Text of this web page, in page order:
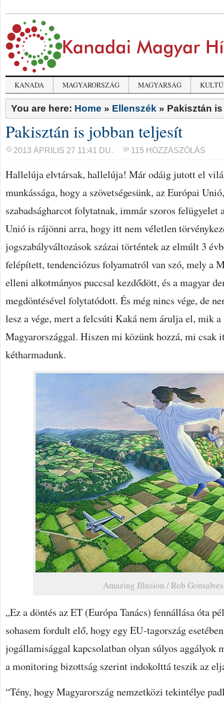
KANADA MAGYARORSZÁG MAGYARSÁG
You are here: Home » Ellenszék » Pakisztán
Pakisztán is jobban teljesít
2013 ÁPRILIS 27 11:41 DU. 115 HOZZÁSZÓLÁS
Hallelúja elvtársak, hallelúja! Már odáig jutott el
munkássága, hogy a szövetségesünk, az Európai
szabadságharcot folytatnak, immár szoros felügyelet
Unió is rájönni arra, hogy itt nem véletlen
jogszabályváltozások százai történtek az elmúlt 3
felépített, tendenciózus folyamatról van szó, mely a
elleni alkotmányos puccsal kezdődött, és a magyar
megdöntésével folytatódott. És még nincs vége, de
lesz a vége, mert a felcsúti Kaká nem árulja el, mik a
Magyarországgal. Hiszen mi közünk hozzá, mi csak
kétharmadunk.
Amazing Illusion / Rob Gonsalves
„Ez a döntés az ET (Európa Tanács) fennállása óta
sohasem fordult elő, hogy egy EU-tagország
jogállamisággal kapcsolatban olyan súlyos aggályok
a monitoring bizottság szerint indokolttá teszik az
“Tény, hogy Magyarország nemzetközi tekintélye